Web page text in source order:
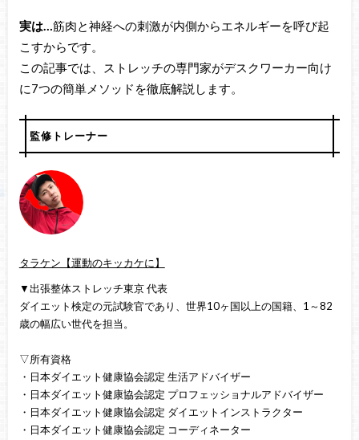
実は…筋肉と神経への刺激が内側からエネルギーを呼び起
こすからです。
この記事では、ストレッチの専門家がデスクワーカー向け
に7つの簡単メソッドを徹底解説します。
監修トレーナー
タラケン【運動のキッカケに】
▼出張整体ストレッチ東京 代表
ダイエット検定の元試験官であり、世界10ヶ国以上の国籍、1～82
歳の幅広い世代を担当。
▽所有資格
・日本ダイエット健康協会認定 生活アドバイザー
・日本ダイエット健康協会認定 プロフェッショナルアドバイザー
・日本ダイエット健康協会認定 ダイエットインストラクター
・日本ダイエット健康協会認定 コーディネーター